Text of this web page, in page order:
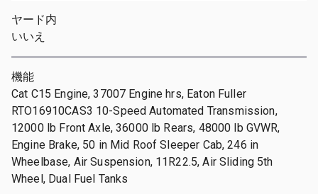
ヤード内
いいえ
機能
Cat C15 Engine, 37007 Engine hrs, Eaton Fuller
RTO16910CAS3 10-Speed Automated Transmission,
12000 lb Front Axle, 36000 lb Rears, 48000 lb GVWR,
Engine Brake, 50 in Mid Roof Sleeper Cab, 246 in
Wheelbase, Air Suspension, 11R22.5, Air Sliding 5th
Wheel, Dual Fuel Tanks